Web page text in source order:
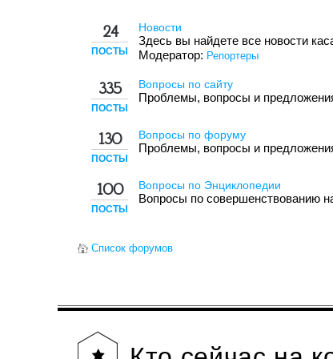
24
ПОСТЫ
Новости
Здесь вы найдете все новости
Модератор: Репортеры
335
ПОСТЫ
Вопросы по сайту
Проблемы, вопросы и
130
ПОСТЫ
Вопросы по форуму
Проблемы, вопросы и
100
ПОСТЫ
Вопросы по Энциклопедии
Вопросы по совершенствованию
Список форумов